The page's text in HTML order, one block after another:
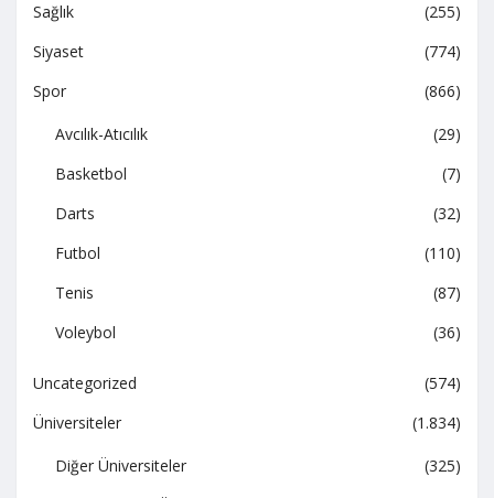
Sağlık
(255)
Siyaset
(774)
Spor
(866)
Avcılık-Atıcılık
(29)
Basketbol
(7)
Darts
(32)
Futbol
(110)
Tenis
(87)
Voleybol
(36)
Uncategorized
(574)
Üniversiteler
(1.834)
Diğer Üniversiteler
(325)